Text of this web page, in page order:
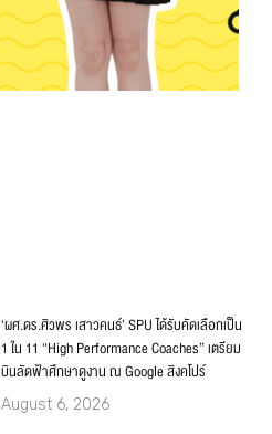
‘ผศ.ดร.ศิวพร เสาวคนธ์’ SPU ได้รับคัดเลือกเป็น
1 ใน 11 “High Performance Coaches” เตรียม
บินลัดฟ้าศึกษาดูงาน ณ Google สิงคโปร์
August 6, 2026